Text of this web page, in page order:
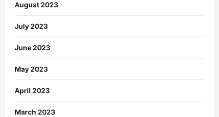
August 2023
July 2023
June 2023
May 2023
April 2023
March 2023